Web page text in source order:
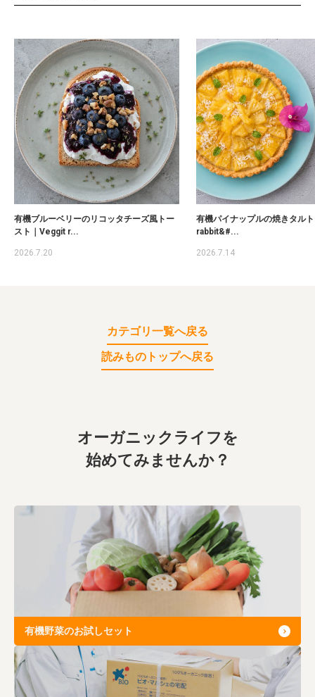
有機ブルーベリーのリコッタチーズ風トー
スト｜Veggit r...
2026.7.20
有機パイナップルの焼きタル
rabbit&#...
2026.7.14
カテゴリ一覧へ戻る
読みものトップへ戻る
オーガニックライフを
始めてみませんか？
有機野菜のお試しセット